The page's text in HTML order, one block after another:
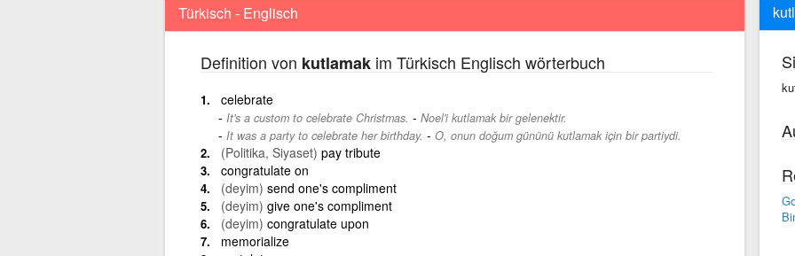
Türkisch - Englisch
Definition von kutlamakim Türkisch Englisch wörterbuch
celebrate
It's a custom to celebrate Christmas. - Noel'i kutlamak bir gelenektir.
It was a party to celebrate her birthday. - O, onun doğum gününü kutlamak için bir partiydi.
(Politika, Siyaset) pay tribute
congratulate on
(deyim) send one's compliment
(deyim) give one's compliment
(deyim) congratulate upon
memorialize